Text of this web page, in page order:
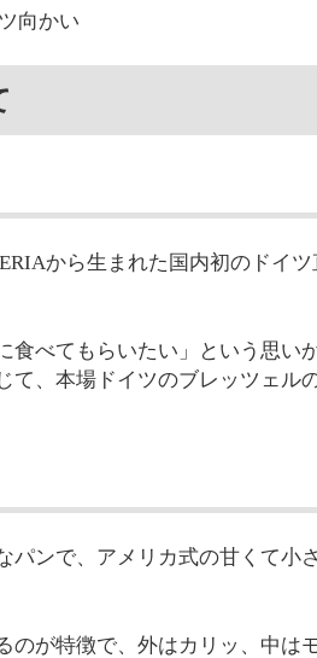
向かい
から生まれた国内初のドイツ
食べてもらいたい」という思い
て、本場ドイツのブレッツェル
パンで、アメリカ式の甘くて小
のが特徴で、外はカリッ、中は